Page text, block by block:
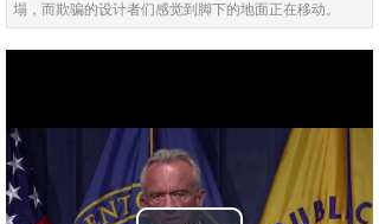
塌，而欺骗的设计者们感觉到脚下的地面正在移动。